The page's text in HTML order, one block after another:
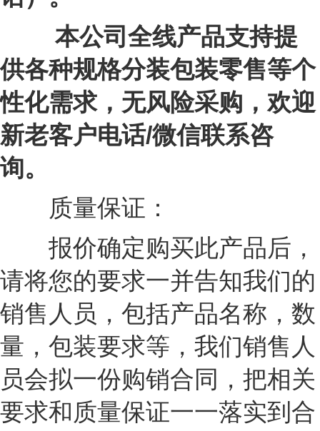
本公司全线产品支持提
供各种规格分装包装零售等个
性化需求，无风险采购，欢迎
新老客户电话/微信联系咨
询。
质量保证：
报价确定购买此产品后，
请将您的要求一并告知我们的
销售人员，包括产品名称，数
量，包装要求等，我们销售人
员会拟一份购销合同，把相关
要求和质量保证一一落实到合